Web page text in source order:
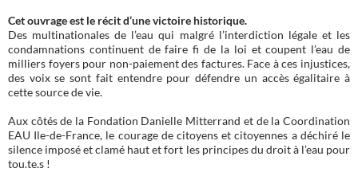
Cet ouvrage est le récit d’une victoire historique.
Des multinationales de l’eau qui malgré l’interdiction légale et les
condamnations continuent de faire fi de la loi et coupent l’eau de
milliers foyers pour non-paiement des factures. Face à ces injustices,
des voix se sont fait entendre pour défendre un accès égalitaire à
cette source de vie.
Aux côtés de la Fondation Danielle Mitterrand et de la Coordination
EAU Ile-de-France, le courage de citoyens et citoyennes a déchiré le
silence imposé et clamé haut et fort les principes du droit à l’eau pour
tou.te.s !